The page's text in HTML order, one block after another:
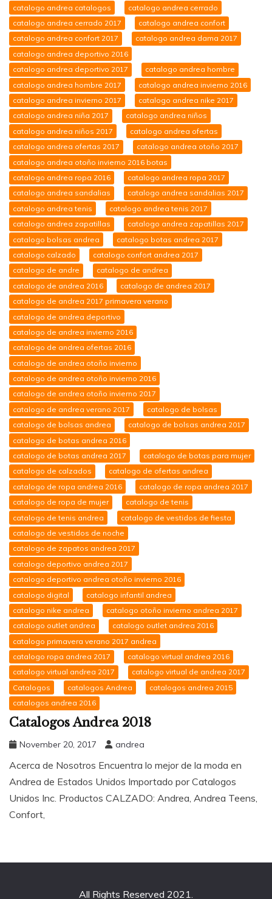
catalogo andrea catalogos
catalogo andrea cerrado
catalogo andrea cerrado 2017
catalogo andrea confort
catalogo andrea confort 2017
catalogo andrea dama 2017
catalogo andrea deportivo 2016
catalogo andrea deportivo 2017
catalogo andrea hombre
catalogo andrea hombre 2017
catalogo andrea invierno 2016
catalogo andrea invierno 2017
catalogo andrea nike 2017
catalogo andrea niña 2017
catalogo andrea niños
catalogo andrea niños 2017
catalogo andrea ofertas
catalogo andrea ofertas 2017
catalogo andrea otoño 2017
catalogo andrea otoño invierno 2016 botas
catalogo andrea ropa 2016
catalogo andrea ropa 2017
catalogo andrea sandalias
catalogo andrea sandalias 2017
catalogo andrea tenis
catalogo andrea tenis 2017
catalogo andrea zapatillas
catalogo andrea zapatillas 2017
catalogo bolsas andrea
catalogo botas andrea 2017
catalogo calzado
catalogo confort andrea 2017
catalogo de andre
catalogo de andrea
catalogo de andrea 2016
catalogo de andrea 2017
catalogo de andrea 2017 primavera verano
catalogo de andrea deportivo
catalogo de andrea invierno 2016
catalogo de andrea ofertas 2016
catalogo de andrea otoño invierno
catalogo de andrea otoño invierno 2016
catalogo de andrea otoño invierno 2017
catalogo de andrea verano 2017
catalogo de bolsas
catalogo de bolsas andrea
catalogo de bolsas andrea 2017
catalogo de botas andrea 2016
catalogo de botas andrea 2017
catalogo de botas para mujer
catalogo de calzados
catalogo de ofertas andrea
catalogo de ropa andrea 2016
catalogo de ropa andrea 2017
catalogo de ropa de mujer
catalogo de tenis
catalogo de tenis andrea
catalogo de vestidos de fiesta
catalogo de vestidos de noche
catalogo de zapatos andrea 2017
catalogo deportivo andrea 2017
catalogo deportivo andrea otoño invierno 2016
catalogo digital
catalogo infantil andrea
catalogo nike andrea
catalogo otoño invierno andrea 2017
catalogo outlet andrea
catalogo outlet andrea 2016
catalogo primavera verano 2017 andrea
catalogo ropa andrea 2017
catalogo virtual andrea 2016
catalogo virtual andrea 2017
catalogo virtual de andrea 2017
Catalogos
catalogos Andrea
catalogos andrea 2015
catalogos andrea 2016
Catalogos Andrea 2018
November 20, 2017 andrea
Acerca de Nosotros Encuentra lo mejor de la moda en
Andrea de Estados Unidos Importado por Catalogos
Unidos Inc. Productos CALZADO: Andrea, Andrea Teens,
Confort,
All Rights Reserved 2021.